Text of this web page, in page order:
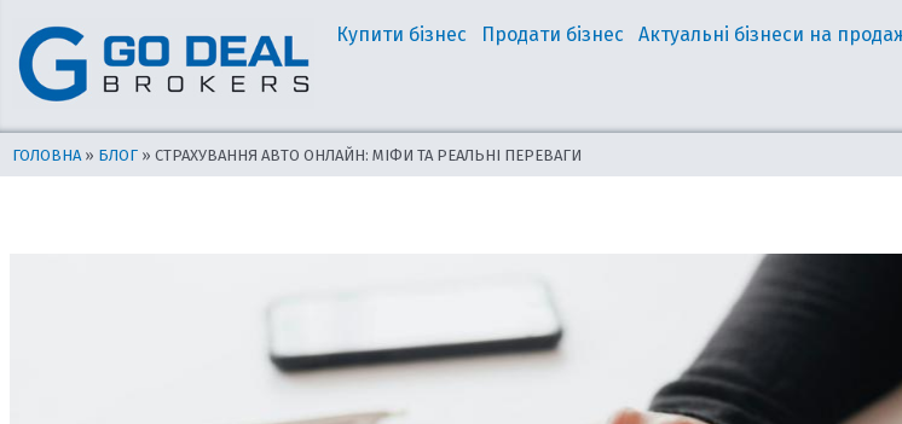
вмісту
Купити бізнес Продати бізнес Актуальні бізнеси на
ГОЛОВНА » БЛОГ » СТРАХУВАННЯ АВТО ОНЛАЙН: МІФИ ТА РЕАЛЬНІ ПЕРЕВАГИ
по
запису